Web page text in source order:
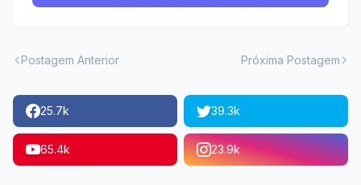
Postagem Anterior Próxima Postagem
25.7k 39.3k
65.4k 23.9k